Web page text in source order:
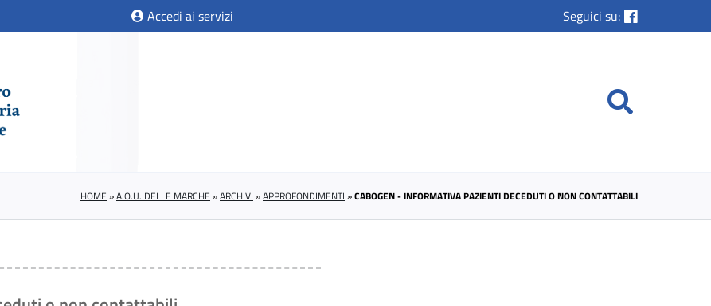
Accedi ai servizi Seguici su:
HOME »A.O.U. DELLE MARCHE »ARCHIVI »APPROFONDIMENTI »CABOGEN - INFORMATIVA PAZIENTI DECEDUTI O NON CONTATTABILI